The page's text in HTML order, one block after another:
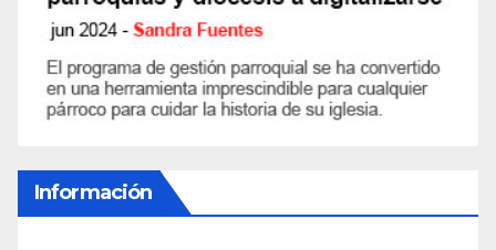
Información